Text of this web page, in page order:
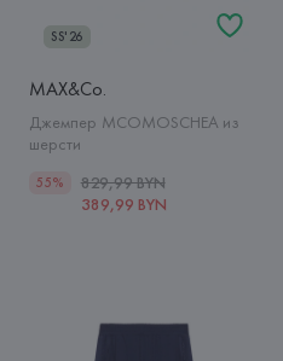
SS'26
MAX&Co.
Джемпер MCOMOSCHEA из
шерсти
55%
829,99 BYN
389,99 BYN